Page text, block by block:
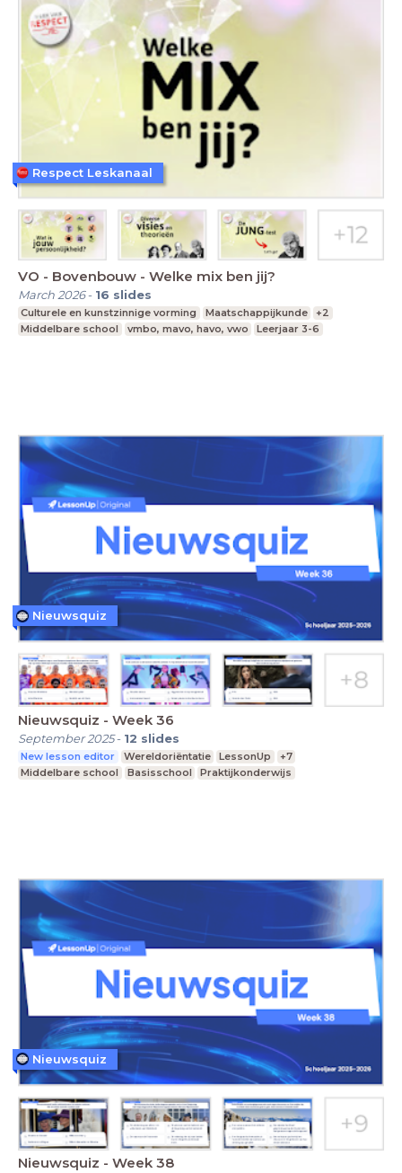
VO - Bovenbouw - Welke mix ben jij?
March 2026- 16 slides
Culturele en kunstzinnige vorming Maatschappijkunde
+2
Middelbare school
vmbo, mavo, havo, vwo Leerjaar 3-6
Respect Leskanaal
Nieuwsquiz - Week 36
September 2025- 12 slides
New lesson editor Wereldoriëntatie LessonUp
+7
Middelbare school
Basisschool Praktijkonderwijs
Nieuwsquiz
Nieuwsquiz - Week 38
Nieuwsquiz